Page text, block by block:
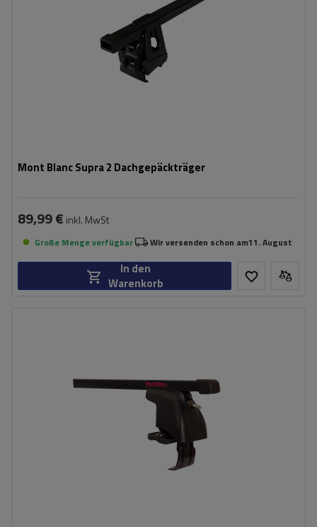
Mont Blanc Supra 2 Dachgepäckträger
89,99 € inkl. MwSt
Große Menge verfügbar Wir versenden schon am11. August
In den
Warenkorb